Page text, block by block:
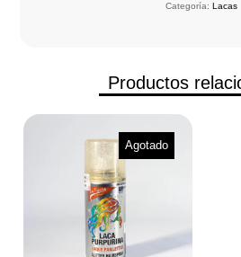
Categoría: Lacas
Productos
Agotado